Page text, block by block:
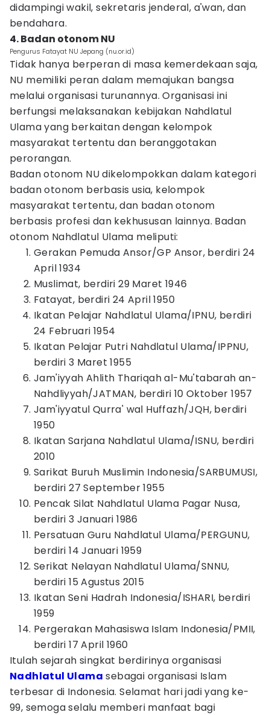
didampingi wakil, sekretaris jenderal, a'wan, dan
bendahara.
4. Badan otonom NU
Pengurus Fatayat NU Jepang (nu.or.id)
Tidak hanya berperan di masa kemerdekaan saja,
NU memiliki peran dalam memajukan bangsa
melalui organisasi turunannya. Organisasi ini
berfungsi melaksanakan kebijakan Nahdlatul
Ulama yang berkaitan dengan kelompok
masyarakat tertentu dan beranggotakan
perorangan.
Badan otonom NU dikelompokkan dalam kategori
badan otonom berbasis usia, kelompok
masyarakat tertentu, dan badan otonom
berbasis profesi dan kekhususan lainnya. Badan
otonom Nahdlatul Ulama meliputi:
Gerakan Pemuda Ansor/GP Ansor, berdiri 24
April 1934
Muslimat, berdiri 29 Maret 1946
Fatayat, berdiri 24 April 1950
Ikatan Pelajar Nahdlatul Ulama/IPNU, berdiri
24 Februari 1954
Ikatan Pelajar Putri Nahdlatul Ulama/IPPNU,
berdiri 3 Maret 1955
Jam'iyyah Ahlith Thariqah al-Mu'tabarah an-
Nahdliyyah/JATMAN, berdiri 10 Oktober 1957
Jam'iyyatul Qurra' wal Huffazh/JQH, berdiri
1950
Ikatan Sarjana Nahdlatul Ulama/ISNU, berdiri
2010
Sarikat Buruh Muslimin Indonesia/SARBUMUSI,
berdiri 27 September 1955
Pencak Silat Nahdlatul Ulama Pagar Nusa,
berdiri 3 Januari 1986
Persatuan Guru Nahdlatul Ulama/PERGUNU,
berdiri 14 Januari 1959
Serikat Nelayan Nahdlatul Ulama/SNNU,
berdiri 15 Agustus 2015
Ikatan Seni Hadrah Indonesia/ISHARI, berdiri
1959
Pergerakan Mahasiswa Islam Indonesia/PMII,
berdiri 17 April 1960
Itulah sejarah singkat berdirinya organisasi
Nadhlatul Ulama sebagai organisasi Islam
terbesar di Indonesia. Selamat hari jadi yang ke-
99, semoga selalu memberi manfaat bagi